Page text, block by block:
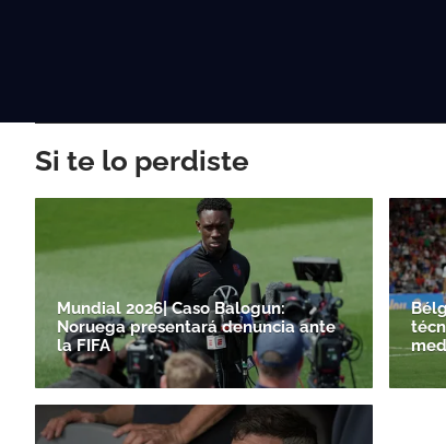
Si te lo perdiste
Mundial 2026| Caso Balogun:
Noruega presentará denuncia ante
la FIFA